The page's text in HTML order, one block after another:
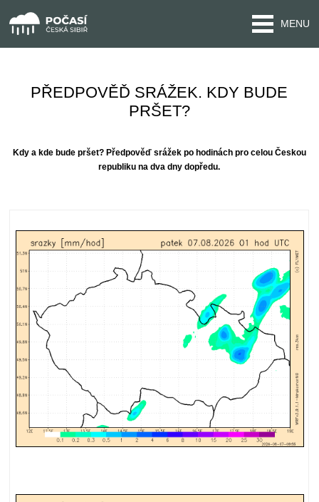
MENU
PŘEDPOVĚĎ SRÁŽEK. KDY BUDE
PRŠET?
Kdy a kde bude pršet? Předpověď srážek po hodinách pro celou Českou
republiku na dva dny dopředu.